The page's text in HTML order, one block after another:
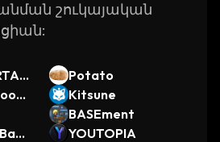
շուկայական
Potato
Kitsune
BASEment
YOUTOPIA